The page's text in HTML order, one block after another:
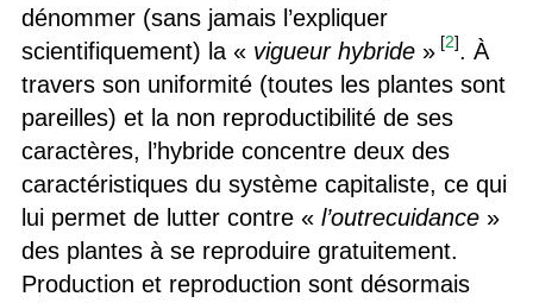
dénommer (sans jamais l’expliquer
scientifiquement) la « vigueur hybride» [2]. À
travers son uniformité (toutes les plantes sont
pareilles) et la non reproductibilité de ses
caractères, l’hybride concentre deux des
caractéristiques du système capitaliste, ce qui
lui permet de lutter contre « l’outrecuidance»
des plantes à se reproduire gratuitement.
Production et reproduction sont désormais